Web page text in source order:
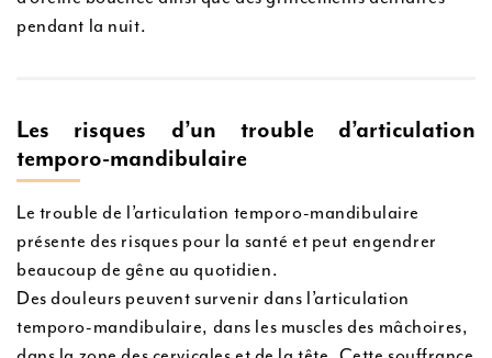
pendant la nuit.
Les risques d’un trouble d’articulation
temporo-mandibulaire
Le trouble de l’articulation temporo-mandibulaire
présente des risques pour la santé et peut engendrer
beaucoup de gêne au quotidien.
Des douleurs peuvent survenir dans l’articulation
temporo-mandibulaire, dans les muscles des mâchoires,